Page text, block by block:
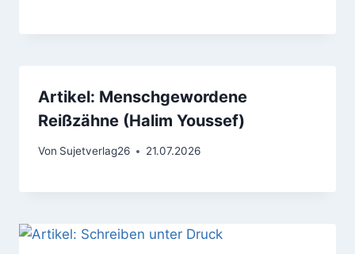
Artikel: Menschgewordene
Reißzähne (Halim Youssef)
Von Sujetverlag26 21.07.2026